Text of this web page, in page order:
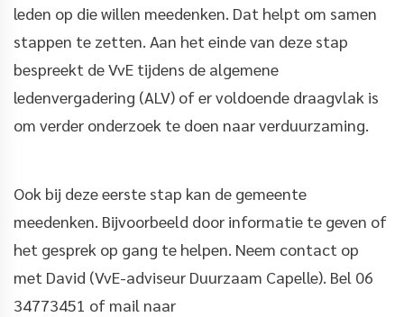
leden op die willen meedenken. Dat helpt om samen
stappen te zetten. Aan het einde van deze stap
bespreekt de VvE tijdens de algemene
ledenvergadering (ALV) of er voldoende draagvlak is
om verder onderzoek te doen naar verduurzaming.
Ook bij deze eerste stap kan de gemeente
meedenken. Bijvoorbeeld door informatie te geven of
het gesprek op gang te helpen. Neem contact op
met David (VvE-adviseur Duurzaam Capelle). Bel 06
34773451 of mail naar